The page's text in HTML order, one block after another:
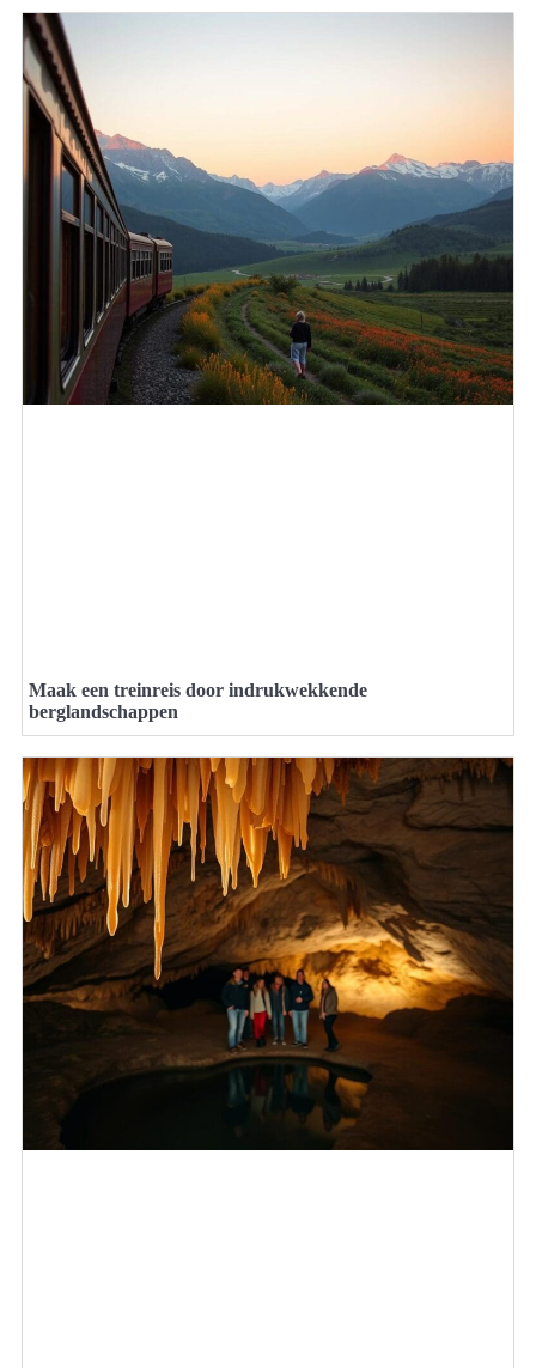
Maak een treinreis door indrukwekkende
berglandschappen